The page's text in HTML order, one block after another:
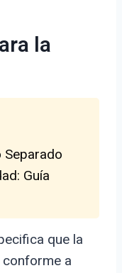
la
Separado
Guía
que la
a